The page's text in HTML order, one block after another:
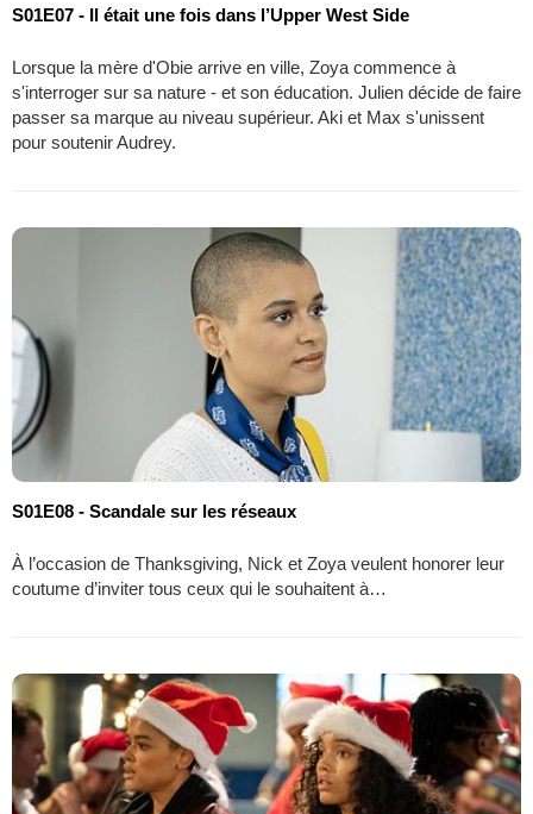
S01E07 - Il était une fois dans l’Upper West Side
Lorsque la mère d'Obie arrive en ville, Zoya commence à
s'interroger sur sa nature - et son éducation. Julien décide de faire
passer sa marque au niveau supérieur. Aki et Max s'unissent
pour soutenir Audrey.
S01E08 - Scandale sur les réseaux
À l’occasion de Thanksgiving, Nick et Zoya veulent honorer leur
coutume d’inviter tous ceux qui le souhaitent à…